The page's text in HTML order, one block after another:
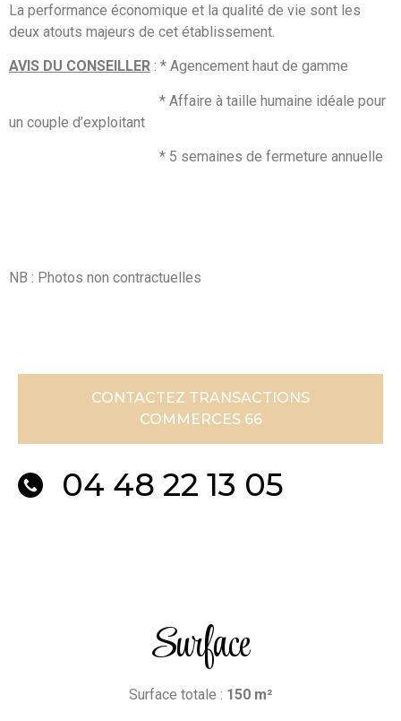
La performance économique et la qualité de vie sont les
deux atouts majeurs de cet établissement.
AVIS DU CONSEILLER : * Agencement haut de gamme
* Affaire à taille humaine idéale pour
un couple d’exploitant
* 5 semaines de fermeture annuelle
NB : Photos non contractuelles
CONTACTEZ TRANSACTIONS
COMMERCES 66
04 48 22 13 05
Surface
Surface totale : 150 m²